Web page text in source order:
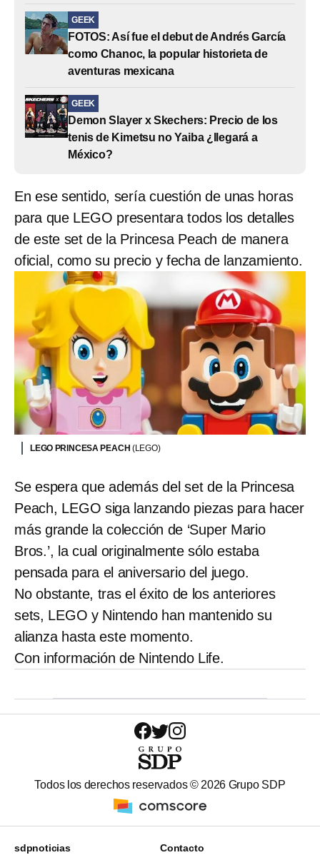
GEEK
FOTOS: Así fue el debut de Andrés García
como Chanoc, la popular historieta de
aventuras mexicana
GEEK
Demon Slayer x Skechers: Precio de los
tenis de Kimetsu no Yaiba ¿llegará a
México?
En ese sentido, sería cuestión de unas horas
para que LEGO presentara todos los detalles
de este set de la Princesa Peach de manera
oficial, como su precio y fecha de lanzamiento.
LEGO PRINCESA PEACH (LEGO)
Se espera que además del set de la Princesa
Peach, LEGO siga lanzando piezas para hacer
más grande la colección de ‘Super Mario
Bros.’, la cual originalmente sólo estaba
pensada para el aniversario del juego.
No obstante, tras el éxito de los anteriores
sets, LEGO y Nintendo han mantenido su
alianza hasta este momento.
Con información de Nintendo Life.
Todos los derechos reservados © 2026 Grupo SDP
sdpnoticias Contacto